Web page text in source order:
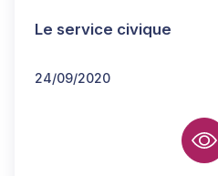
Le service civique
24/09/2020